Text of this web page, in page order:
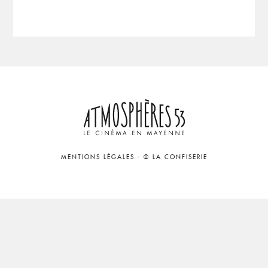
MENTIONS LÉGALES - © LA CONFISERIE